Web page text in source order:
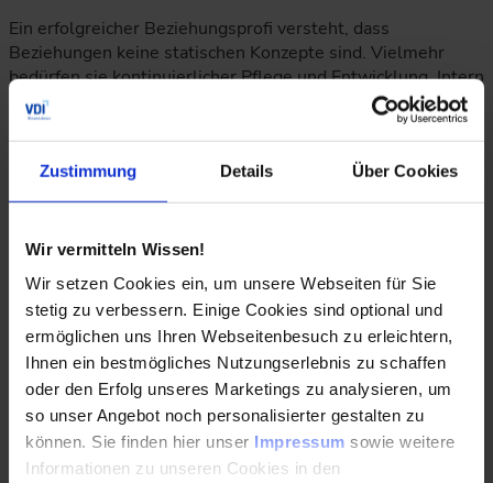
Zustimmung Details Über Cookies
Wir vermitteln Wissen!
Wir setzen Cookies ein, um unsere Webseiten für Sie
stetig zu verbessern. Einige Cookies sind optional und
ermöglichen uns Ihren Webseitenbesuch zu erleichtern,
Ihnen ein bestmögliches Nutzungserlebnis zu schaffen
oder den Erfolg unseres Marketings zu analysieren, um
so unser Angebot noch personalisierter gestalten zu
können. Sie finden hier unser Impressum sowie weitere
Informationen zu unseren Cookies in den
Ein erfolgreicher Beziehungsprofi versteht, dass
Beziehungen keine statischen Konzepte sind. Vielmehr
bedürfen sie kontinuierlicher Pflege und Entwicklung. Intern
im Team oder extern mit Geschäftspartner*innen – gute
Beziehungen sind ein wesentlicher Faktor für effiziente
Prozesse und die Erschließung wertvoller Synergien.
Soft Skills sind der Schatz auf dem Weg zum
Beziehungsprofi. Identifiziere, was du besonders gut
kannst, und erkenne deine Entwicklungsbereiche. Durch die
Betonung deiner Stärken und die Arbeit an deinen
Schwächen, legst du eine authentische Grundlage für
erfolgreiche Beziehungen.
Erfolgreiche Kommunikation mit verschiedenen
Persönlichkeitstypen